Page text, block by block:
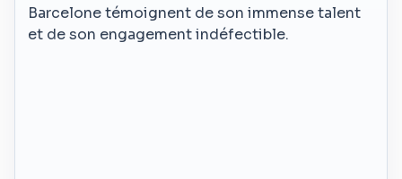
Barcelone témoignent de son immense talent
et de son engagement indéfectible.